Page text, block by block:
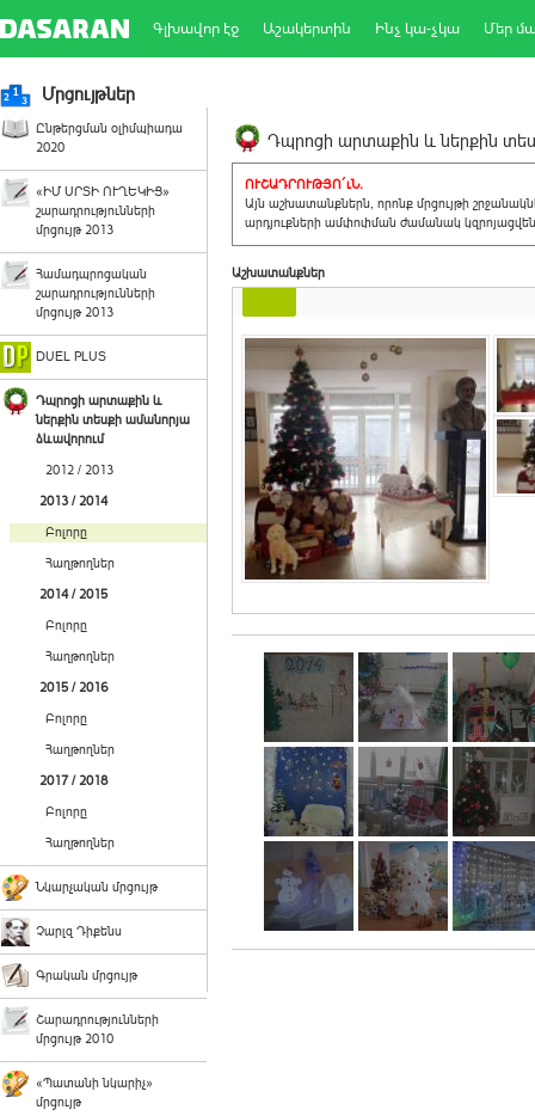
Գլխավոր էջ Աշակերտին Ինչ կա-չկա Մեր
Մրցույթներ
Ընթերցման օլիմպիադա
2020
«ԻՄ ՍՐՏԻ ՈՒՂԵԿԻՑ»
շարադրությունների
մրցույթ 2013
Համադպրոցական
շարադրությունների
մրցույթ 2013
DUEL PLUS
Դպրոցի արտաքին և
ներքին տեսքի ամանորյա
ձևավորում
2012 / 2013
2013 / 2014
Բոլորը
Հաղթողներ
2014 / 2015
Բոլորը
Հաղթողներ
2015 / 2016
Բոլորը
Հաղթողներ
2017 / 2018
Բոլորը
Հաղթողներ
Նկարչական մրցույթ
Չարլզ Դիքենս
Գրական մրցույթ
Շարադրությունների
մրցույթ 2010
«Պատանի նկարիչ»
մրցույթ
Դպրոցի արտաքին և ներքին
ՈՒՇԱԴՐՈՒԹՅՈ´ւՆ.
Այն աշխատանքներն, որոնք մրցույթի
արդյուքների ամփոփման ժամանակ
Աշխատանքներ